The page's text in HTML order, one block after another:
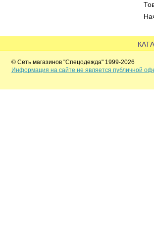
© Сеть магазинов "Спецодежда" 1999-2026
Информация на сайте не является публичной